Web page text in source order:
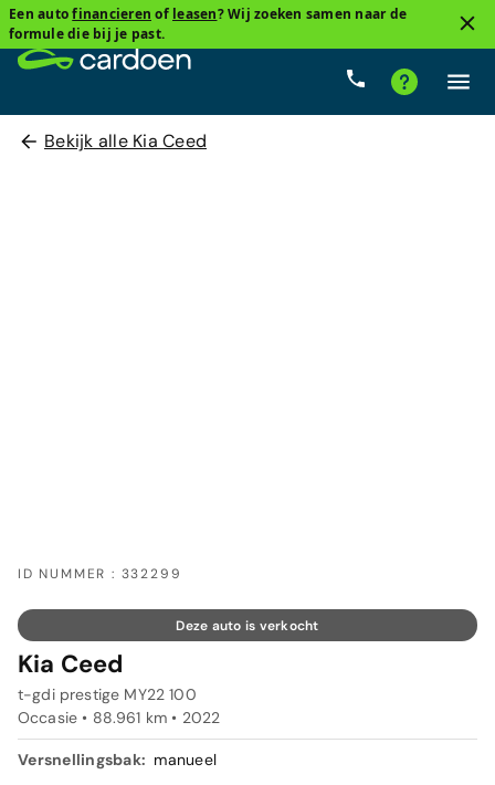
Een autofinancieren of leasen? Wij zoeken samen naar de
formule die bij je past.
Bekijk alle Kia Ceed
ID NUMMER : 332299
Deze auto is verkocht
Kia Ceed
t-gdi prestige MY22 100
Occasie • 88.961 km • 2022
Versnellingsbak: manueel